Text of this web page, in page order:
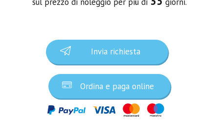
Invia richiesta
Ordina e paga online